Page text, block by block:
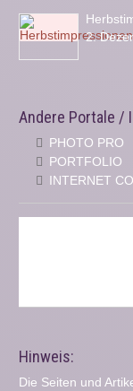
2.
Andere Portale /
PHOTO PRO
PORTFOLIO
INTERNET
Hinweis:
Die Seiten und